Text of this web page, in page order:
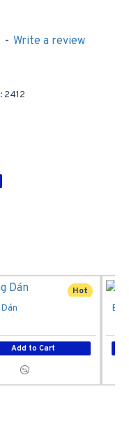
2412
- Write a review
Hot
Add to Cart